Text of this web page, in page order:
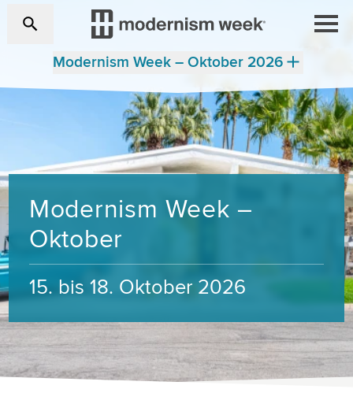
Modernism Week – Oktober 2026
Modernism Week –
Oktober
15. bis 18. Oktober 2026